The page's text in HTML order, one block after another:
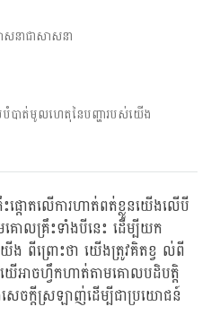
ាសនាជាសាសនា
បាត់មូលហេតុនៃបញ្ហារបស់យើង
ផ្តោតលើការហាត់ពត់ខ្លួនយើងលើបី
លគ្រឹះទាំងបីនេះ ដើម្បីយក
ង ពីព្រោះថា យើងត្រូវគិតខ្វ ល់ពី
អាចហ្វឹកហាត់តាមគោលបដិបត្តិ
សេចក្តីស្រឡាញ់ដើម្បីជាប្រយោជន៍